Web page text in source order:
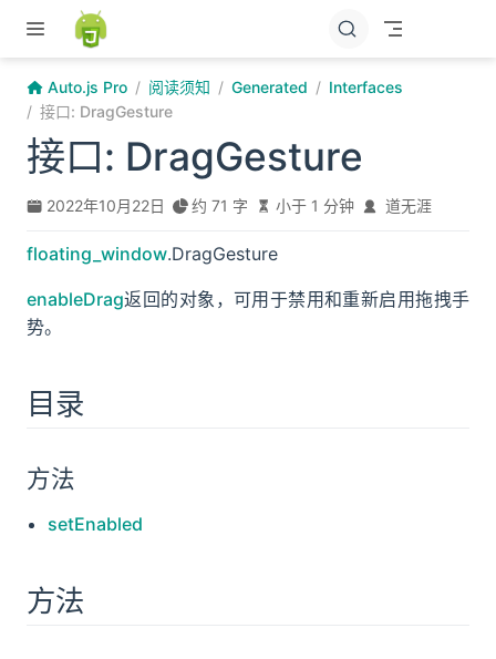
跳至主要內容
Auto.js Pro 阅读须知 Generated
Interfaces
接口: DragGesture
接口: DragGesture
2022年10月22日 约 71 字 小于 1 分钟 道无涯
floating_window.DragGesture
enableDrag返回的对象，可用于禁用和重新启用拖拽手
势。
目录
方法
setEnabled
方法